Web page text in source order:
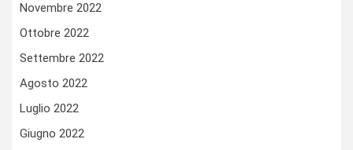
Novembre 2022
Ottobre 2022
Settembre 2022
Agosto 2022
Luglio 2022
Giugno 2022